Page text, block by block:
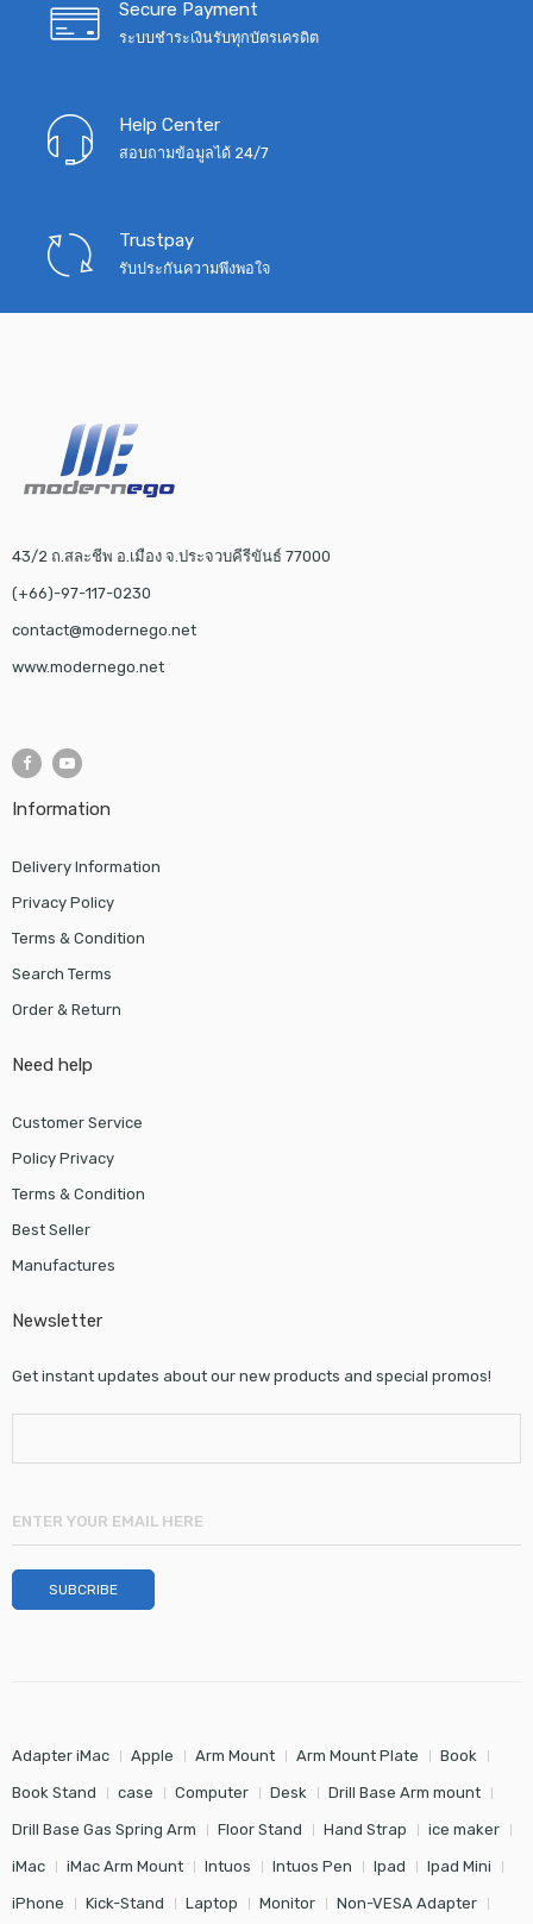
Secure Payment
ระบบชำระเงินรับทุกบัตรเครดิต
Help Center
สอบถามข้อมูลได้ 24/7
Trustpay
รับประกันความพึงพอใจ
43/2 ถ.สละชีพ อ.เมือง จ.ประจวบคีรีขันธ์ 77000
(+66)-97-117-0230
contact@modernego.net
www.modernego.net
Information
Delivery Information
Privacy Policy
Terms & Condition
Search Terms
Order & Return
Need help
Customer Service
Policy Privacy
Terms & Condition
Best Seller
Manufactures
Newsletter
Get instant updates about our new products and special promos!
Adapter iMac Apple Arm Mount Arm Mount Plate Book
Book Stand case Computer Desk Drill Base Arm mount
Drill Base Gas Spring Arm Floor Stand Hand Strap ice maker
iMac iMac Arm Mount Intuos Intuos Pen Ipad Ipad Mini
iPhone Kick-Stand Laptop Monitor Non-VESA Adapter